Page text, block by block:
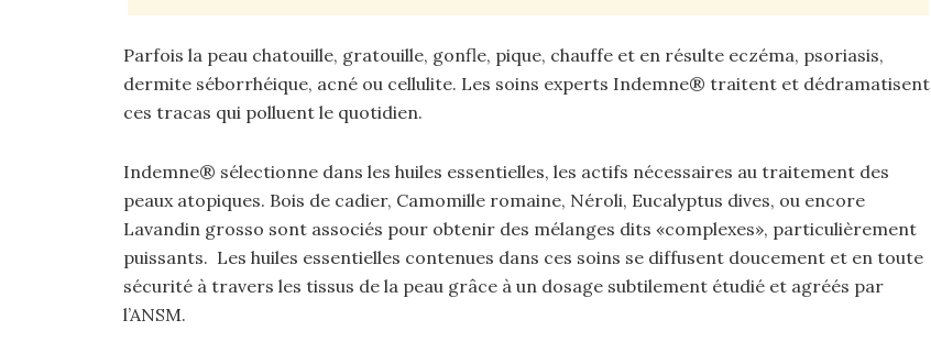
Parfois la peau chatouille, gratouille, gonfle, pique, chauffe et en résulte eczéma, psoriasis,
dermite séborrhéique, acné ou cellulite. Les soins experts Indemne® traitent et dédramatisent
ces tracas qui polluent le quotidien.
Indemne® sélectionne dans les huiles essentielles, les actifs nécessaires au traitement des
peaux atopiques. Bois de cadier, Camomille romaine, Néroli, Eucalyptus dives, ou encore
Lavandin grosso sont associés pour obtenir des mélanges dits «complexes», particulièrement
puissants. Les huiles essentielles contenues dans ces soins se diffusent doucement et en toute
sécurité à travers les tissus de la peau grâce à un dosage subtilement étudié et agréés par
l’ANSM.